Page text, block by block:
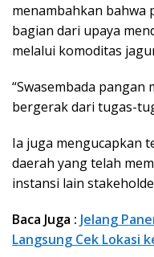
menambahkan bahwa
bagian dari upaya
melalui komoditas
“Swasembada
bergerak dari tugas-
Ia juga mengucapkan
daerah yang telah
instansi lain
Baca Juga : Jelang
Langsung Cek Lokasi